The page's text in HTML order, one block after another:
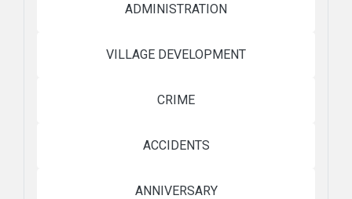
ADMINISTRATION
VILLAGE DEVELOPMENT
CRIME
ACCIDENTS
ANNIVERSARY